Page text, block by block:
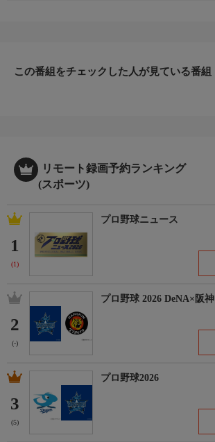
＜会場＞デンカビッグスワンスタジアム
この番組をチェックした人が見ている番組
リモート録画予約ランキング
(スポーツ)
1
(1)
プロ野球ニュース
2
(-)
プロ野球 2026 DeNA×阪神
3
(5)
プロ野球2026